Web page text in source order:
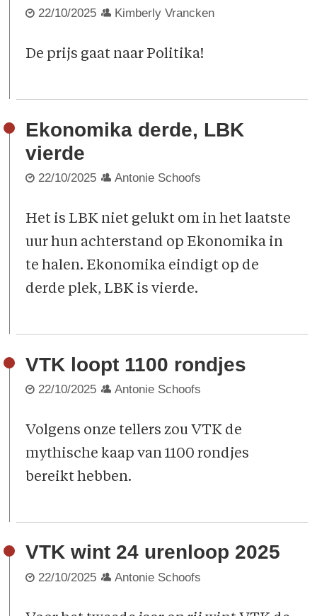
22/10/2025 Kimberly Vrancken
De prijs gaat naar Politika!
Ekonomika derde, LBK
vierde
22/10/2025 Antonie Schoofs
Het is LBK niet gelukt om in het laatste
uur hun achterstand op Ekonomika in
te halen. Ekonomika eindigt op de
derde plek, LBK is vierde.
VTK loopt 1100 rondjes
22/10/2025 Antonie Schoofs
Volgens onze tellers zou VTK de
mythische kaap van 1100 rondjes
bereikt hebben.
VTK wint 24 urenloop 2025
22/10/2025 Antonie Schoofs